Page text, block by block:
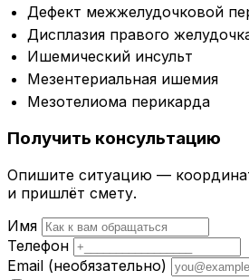
Дефект межжелудочковой
Дисплазия правого
Ишемический инсульт
Мезентериальная ишемия
Мезотелиома перикарда
Получить консультацию
Опишите ситуацию —
и пришлёт смету.
Имя
Телефон
Email (необязательно)